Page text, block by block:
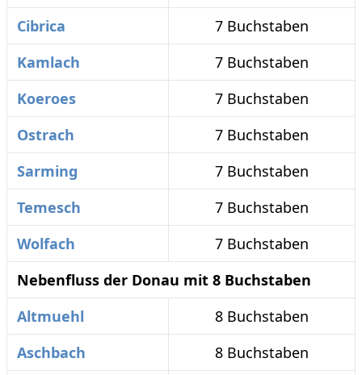
Cibrica
7 Buchstaben
Kamlach
7 Buchstaben
Koeroes
7 Buchstaben
Ostrach
7 Buchstaben
Sarming
7 Buchstaben
Temesch
7 Buchstaben
Wolfach
7 Buchstaben
Nebenfluss der Donau mit 8 Buchstaben
Altmuehl
8 Buchstaben
Aschbach
8 Buchstaben